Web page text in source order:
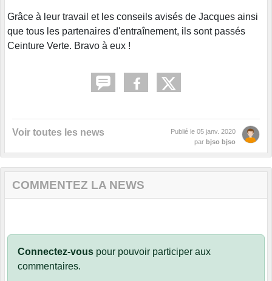
Grâce à leur travail et les conseils avisés de Jacques ainsi
que tous les partenaires d'entraînement, ils sont passés
Ceinture Verte. Bravo à eux !
Voir toutes les news Publié le 05 janv. 2020
par bjso bjso
COMMENTEZ LA NEWS
Connectez-vous pour pouvoir participer aux
commentaires.